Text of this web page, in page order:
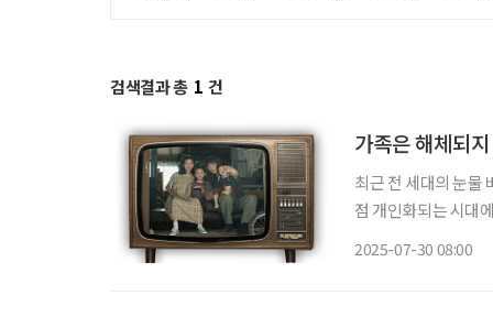
검색결과 총 1 건
가족은 해체되
최근 전 세대의 눈물
점 개인화되는 시대
2025-07-30 08:00